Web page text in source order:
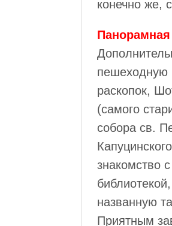
конечно же,
Панорамная
пешеходную
раскопок,
(самого
собора св.
знакомство
названную
Приятным